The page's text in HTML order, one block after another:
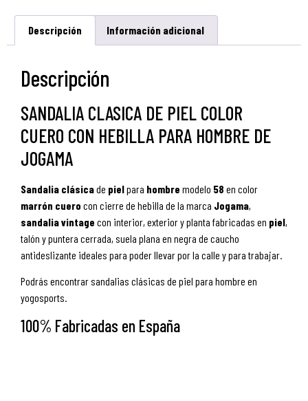
Descripción Información adicional
Descripción
SANDALIA CLASICA DE PIEL COLOR
CUERO CON HEBILLA PARA HOMBRE DE
JOGAMA
Sandalia clásicade pielpara hombre modelo 58 en color
marrón cuero con cierre de hebilla de la marca Jogama,
sandaliavintage con interior, exterior y planta fabricadas en piel,
talón y puntera cerrada, suela plana en negra de caucho
antideslizante ideales para poder llevar por la calle y para trabajar.
Podrás encontrar sandalias clásicas de piel para hombre en
yogosports.
100% Fabricadas en España